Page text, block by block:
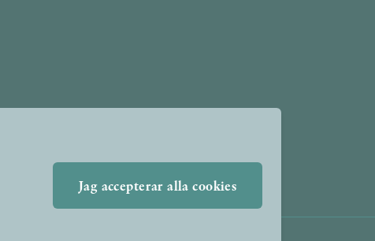
Jag accepterar alla cookies